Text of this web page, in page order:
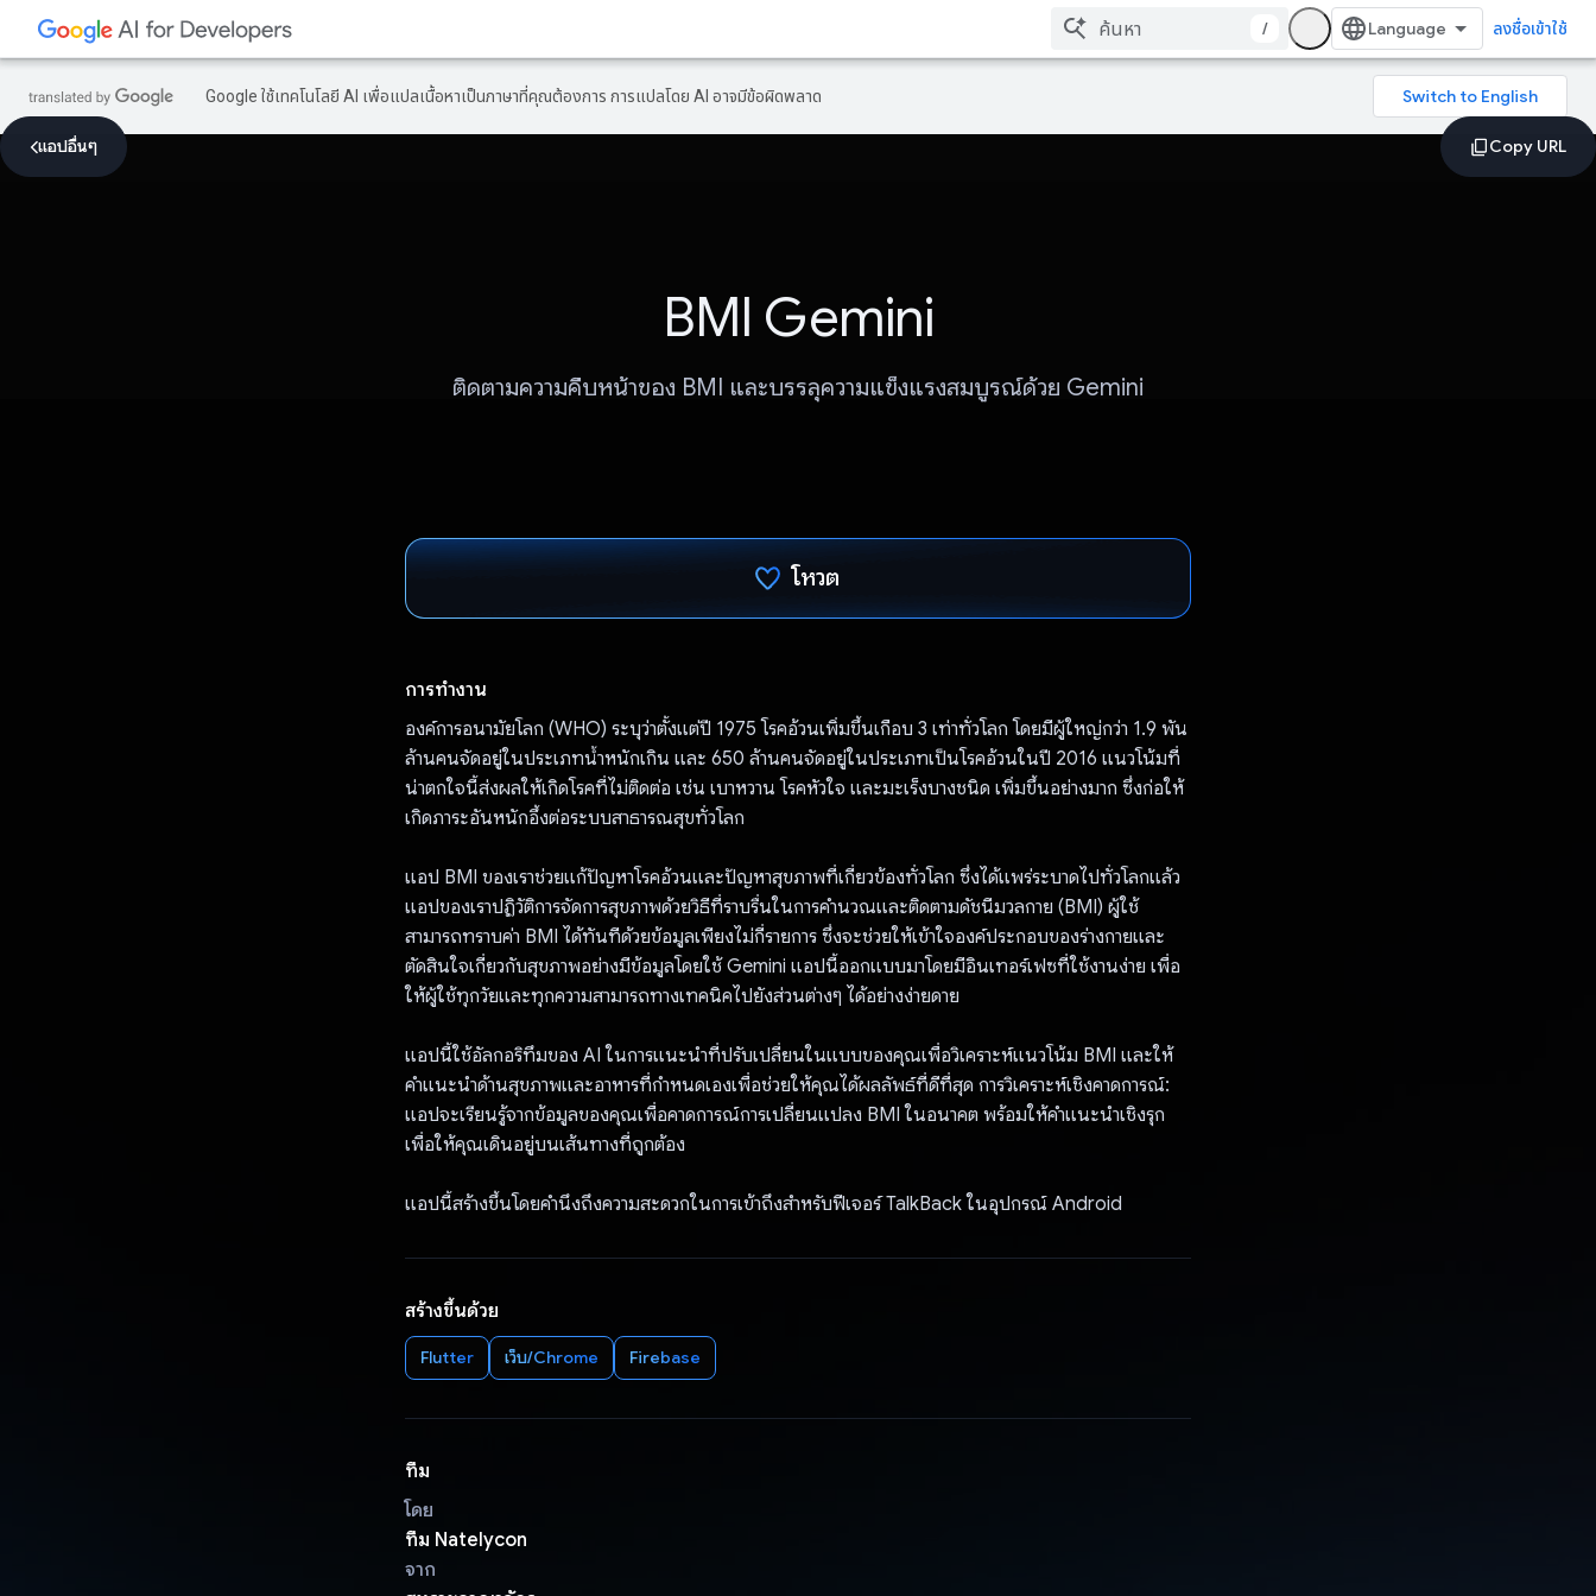
/ ลงชื่อเข้าใช้
Google ใช้เทคโนโลยี AI เพื่อแปลเนื้อหาเป็นภาษาที่คุณต้องการ การแปลโดย AI อาจมีข้อผิดพลาด
แอปอื่นๆ
BMI Gemini
ติดตามความคืบหน้าของ BMI และบรรลุความแข็งแรงสมบูรณ์ด้วย Gemini
โหวต
การทำงาน
องค์การอนามัยโลก (WHO) ระบุว่าตั้งแต่ปี 1975 โรคอ้วนเพิ่มขึ้นเกือบ 3 เท่าทั่วโลก โดยมีผู้ใหญ่กว่า 1.9 พัน
ล้านคนจัดอยู่ในประเภทน้ำหนักเกิน และ 650 ล้านคนจัดอยู่ในประเภทเป็นโรคอ้วนในปี 2016 แนวโน้มที่
น่าตกใจนี้ส่งผลให้เกิดโรคที่ไม่ติดต่อ เช่น เบาหวาน โรคหัวใจ และมะเร็งบางชนิด เพิ่มขึ้นอย่างมาก ซึ่งก่อให้
เกิดภาระอันหนักอึ้งต่อระบบสาธารณสุขทั่วโลก
แอป BMI ของเราช่วยแก้ปัญหาโรคอ้วนและปัญหาสุขภาพที่เกี่ยวข้องทั่วโลก ซึ่งได้แพร่ระบาดไปทั่วโลกแล้ว
แอปของเราปฏิวัติการจัดการสุขภาพด้วยวิธีที่ราบรื่นในการคํานวณและติดตามดัชนีมวลกาย (BMI) ผู้ใช้
สามารถทราบค่า BMI ได้ทันทีด้วยข้อมูลเพียงไม่กี่รายการ ซึ่งจะช่วยให้เข้าใจองค์ประกอบของร่างกายและ
ตัดสินใจเกี่ยวกับสุขภาพอย่างมีข้อมูลโดยใช้ Gemini แอปนี้ออกแบบมาโดยมีอินเทอร์เฟซที่ใช้งานง่าย เพื่อ
ให้ผู้ใช้ทุกวัยและทุกความสามารถทางเทคนิคไปยังส่วนต่างๆ ได้อย่างง่ายดาย
แอปนี้ใช้อัลกอริทึมของ AI ในการแนะนำที่ปรับเปลี่ยนในแบบของคุณเพื่อวิเคราะห์แนวโน้ม BMI และให้
คำแนะนำด้านสุขภาพและอาหารที่กำหนดเองเพื่อช่วยให้คุณได้ผลลัพธ์ที่ดีที่สุด การวิเคราะห์เชิงคาดการณ์:
แอปจะเรียนรู้จากข้อมูลของคุณเพื่อคาดการณ์การเปลี่ยนแปลง BMI ในอนาคต พร้อมให้คำแนะนำเชิงรุก
เพื่อให้คุณเดินอยู่บนเส้นทางที่ถูกต้อง
แอปนี้สร้างขึ้นโดยคำนึงถึงความสะดวกในการเข้าถึงสำหรับฟีเจอร์ TalkBack ในอุปกรณ์ Android
สร้างขึ้นด้วย
Flutter เว็บ/Chrome Firebase
ทีม
โดย
ทีม Natelycon
จาก